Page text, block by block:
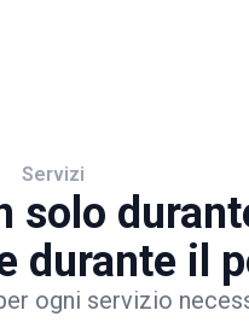
Servizi
solo
durante il
ogni servizio